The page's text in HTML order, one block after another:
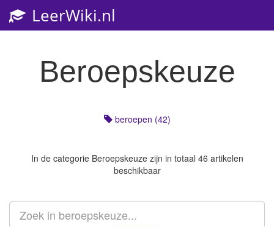
LeerWiki.nl
Beroepskeuze
beroepen (42)
In de categorie Beroepskeuzezijn in totaal 46 artikelen
beschikbaar